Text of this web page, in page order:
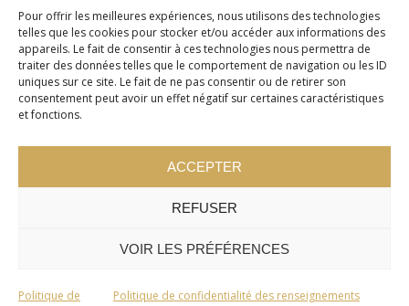
Pour offrir les meilleures expériences, nous utilisons des technologies
telles que les cookies pour stocker et/ou accéder aux informations des
appareils. Le fait de consentir à ces technologies nous permettra de
traiter des données telles que le comportement de navigation ou les ID
uniques sur ce site. Le fait de ne pas consentir ou de retirer son
consentement peut avoir un effet négatif sur certaines caractéristiques
et fonctions.
ACCEPTER
REFUSER
VOIR LES PRÉFÉRENCES
Politique de Politique de confidentialité des renseignements
Desmaures QC G3A 0M7
© 2024 Cercle Kaizen. Tous droits réservés -